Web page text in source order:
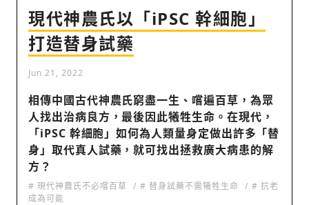
現代神農氏以「iPSC 幹細胞」
打造替身試藥
Jun 21, 2022
相傳中國古代神農氏窮盡一生、嚐遍百草，為眾
人找出治病良方，最後因此犧牲生命。在現代，
「iPSC 幹細胞」如何為人類量身定做出許多「替
身」取代真人試藥，就可找出拯救廣大病患的解
方？
# 現代神農氏不必嚐百草 # 替身試藥不需犧牲生命
# 抗老
成為可能